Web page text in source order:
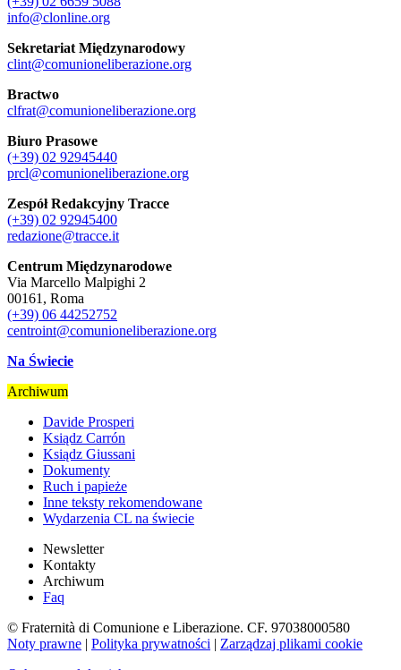
info@clonline.org
Sekretariat Międzynarodowy
clint@comunioneliberazione.org
Bractwo
clfrat@comunioneliberazione.org
Biuro Prasowe
(+39) 02 92945440
prcl@comunioneliberazione.org
Zespół Redakcyjny Tracce
(+39) 02 92945400
redazione@tracce.it
Centrum Międzynarodowe
Via Marcello Malpighi 2
00161, Roma
(+39) 06 44252752
centroint@comunioneliberazione.org
Na Świecie
Archiwum
Davide Prosperi
Ksiądz Carrón
Ksiądz Giussani
Dokumenty
Ruch i papieże
Inne teksty rekomendowane
Wydarzenia CL na świecie
Newsletter
Kontakty
Archiwum
Faq
© Fraternità di Comunione e Liberazione. CF. 97038000580
Noty prawne | Polityka prywatności | Zarządzaj plikami cookie